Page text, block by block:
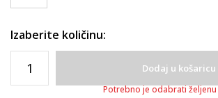
Izaberite količinu:
Dodaj u košaricu
Potrebno je odabrati željenu